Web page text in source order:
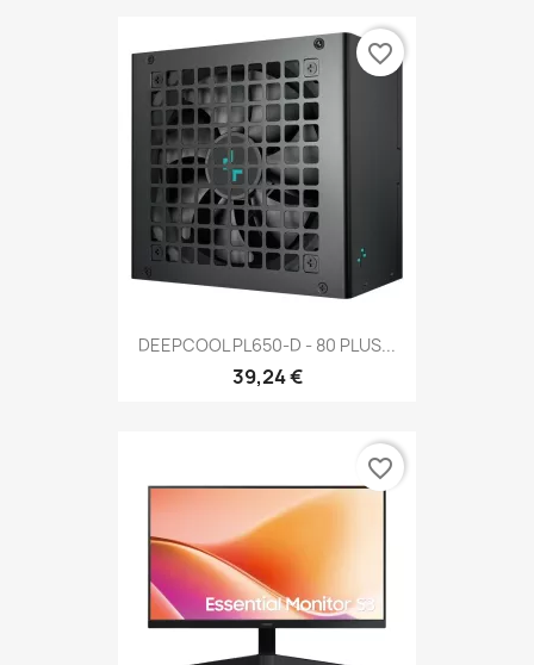
DEEPCOOL PL650-D - 80 PLUS...
39,24 €
favorite_border
favorite_border